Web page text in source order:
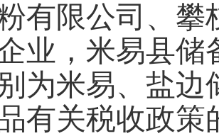
有限公司、攀
业，米易县储
为米易、盐边
有关税收政策